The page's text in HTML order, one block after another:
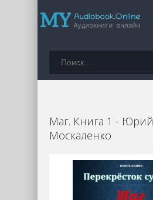
Маг. Книга 1 - Юрий
Москаленко